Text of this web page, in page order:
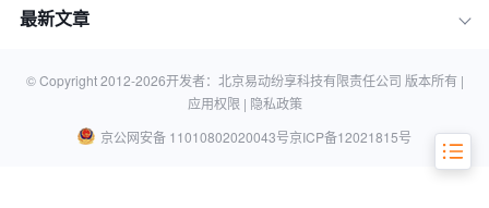
四、常见问题解答 (FAQ)
最新文章
© Copyright 2012-2026开发者：北京易动纷享科技有限责任公司 版本所有 |
应用权限 | 隐私政策
京公网安备 11010802020043号京ICP备12021815号